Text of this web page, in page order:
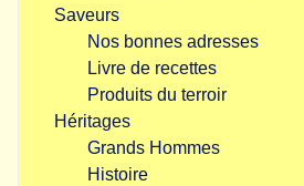
Saveurs
Nos bonnes adresses
Livre de recettes
Produits du terroir
Héritages
Grands Hommes
Histoire